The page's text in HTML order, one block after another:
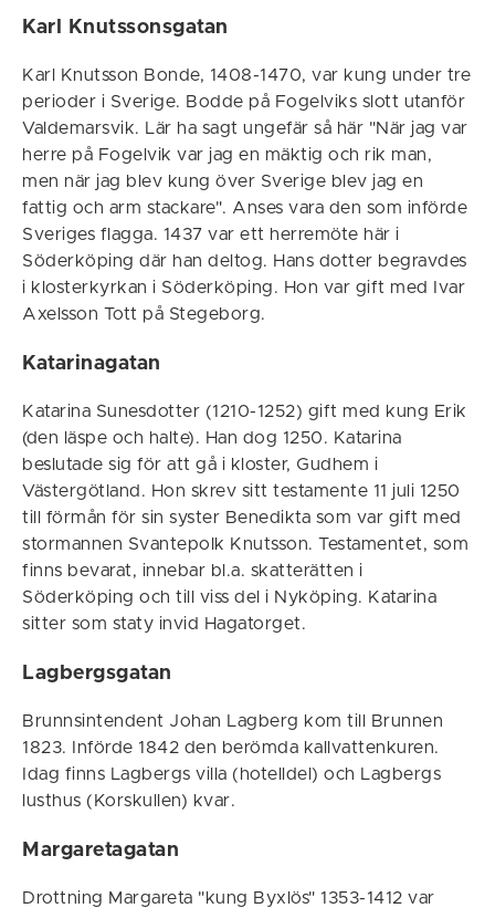
Karl Knutssonsgatan
Karl Knutsson Bonde, 1408-1470, var kung under tre
perioder i Sverige. Bodde på Fogelviks slott utanför
Valdemarsvik. Lär ha sagt ungefär så här "När jag var
herre på Fogelvik var jag en mäktig och rik man,
men när jag blev kung över Sverige blev jag en
fattig och arm stackare". Anses vara den som införde
Sveriges flagga. 1437 var ett herremöte här i
Söderköping där han deltog. Hans dotter begravdes
i klosterkyrkan i Söderköping. Hon var gift med Ivar
Axelsson Tott på Stegeborg.
Katarinagatan
Katarina Sunesdotter (1210-1252) gift med kung Erik
(den läspe och halte). Han dog 1250. Katarina
beslutade sig för att gå i kloster, Gudhem i
Västergötland. Hon skrev sitt testamente 11 juli 1250
till förmån för sin syster Benedikta som var gift med
stormannen Svantepolk Knutsson. Testamentet, som
finns bevarat, innebar bl.a. skatterätten i
Söderköping och till viss del i Nyköping. Katarina
sitter som staty invid Hagatorget.
Lagbergsgatan
Brunnsintendent Johan Lagberg kom till Brunnen
1823. Införde 1842 den berömda kallvattenkuren.
Idag finns Lagbergs villa (hotelldel) och Lagbergs
lusthus (Korskullen) kvar.
Margaretagatan
Drottning Margareta "kung Byxlös" 1353-1412 var